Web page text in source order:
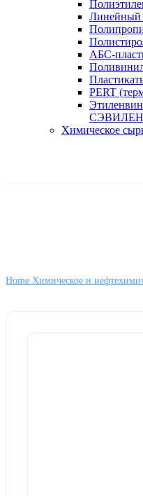
Линейный
АБС-
PERT
СЭВИЛЕН
Химическое
Home Химическое и